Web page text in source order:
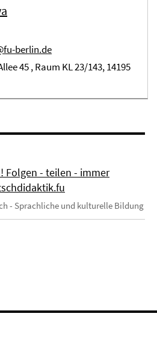
berlin.de
45 , Raum KL 23/143, 14195
Folgen - teilen - immer
- Sprachliche und kulturelle Bildung